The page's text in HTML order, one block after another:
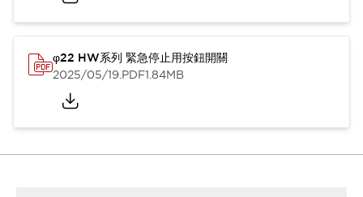
φ22 HW系列 緊急停止用按鈕開關
2025/05/19.PDF1.84MB